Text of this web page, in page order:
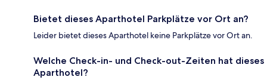
Bietet dieses Aparthotel Parkplätze vor Ort an?
Leider bietet dieses Aparthotel keine Parkplätze vor Ort an.
Welche Check-in- und Check-out-Zeiten hat dieses
Aparthotel?